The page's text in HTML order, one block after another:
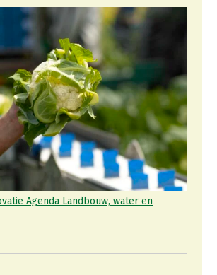
Agenda Landbouw, water en